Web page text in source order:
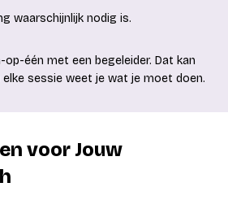
waarschijnlijk nodig is.
één met een begeleider. Dat kan
sessie weet je wat je moet doen.
voor Jouw